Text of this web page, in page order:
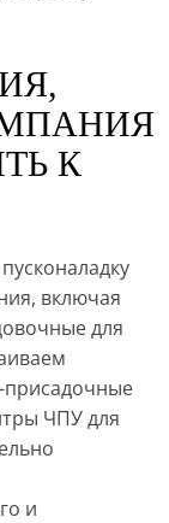
К
включая
для
ЧПУ для
и